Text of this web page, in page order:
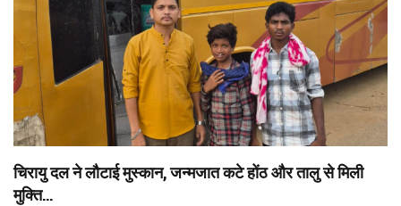
चिरायु दल ने लौटाई मुस्कान, जन्मजात कटे होंठ और तालु से मिली
मुक्ति…